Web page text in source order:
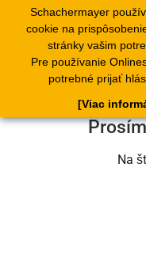
Schachermayer
cookie na
stránky vašim
Pre používanie
potrebné prijať
[Viac
Ľutujeme, ale
Náš
Na